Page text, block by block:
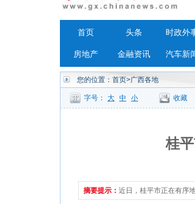
首页 头条 时政外
房地产 金融资讯 汽车新
您的位置： 首页>广西各地
字号： 大 中 小 收藏
桂
摘要提示： 近日，桂平市正在有序